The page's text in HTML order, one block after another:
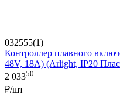
032555(1)
Контроллер плавного
48V, 18A) (Arlight, IP20
2 03350
₽/шт